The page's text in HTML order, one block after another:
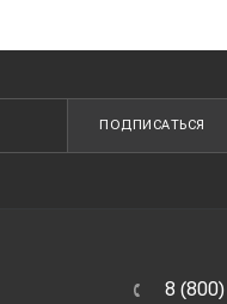
ПОДПИСАТЬСЯ
8